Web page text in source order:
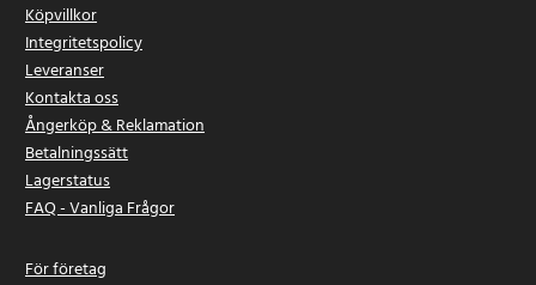
Köpvillkor
Integritetspolicy
Leveranser
Kontakta oss
Ångerköp & Reklamation
Betalningssätt
Lagerstatus
FAQ - Vanliga Frågor
För företag